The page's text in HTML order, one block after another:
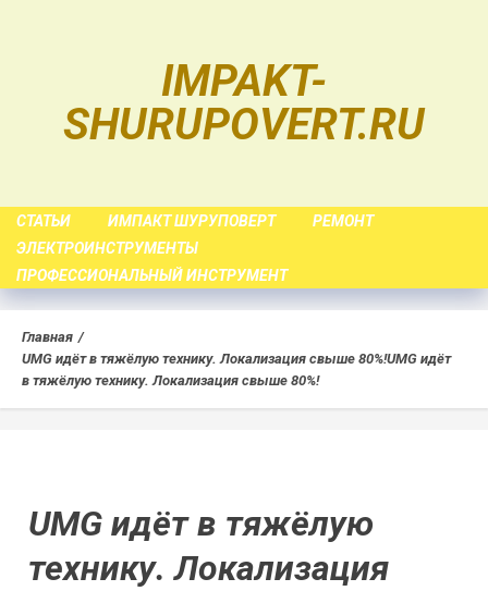
IMPAKT-
SHURUPOVERT.RU
СТАТЬИ ИМПАКТ ШУРУПОВЕРТ
РЕМОНТ
ЭЛЕКТРОИНСТРУМЕНТЫ
ПРОФЕССИОНАЛЬНЫЙ ИНСТРУМЕНТ
Главная
UMG идёт в тяжёлую технику. Локализация свыше 80%!UMG идёт
в тяжёлую технику. Локализация свыше 80%!
UMG идёт в тяжёлую
технику. Локализация